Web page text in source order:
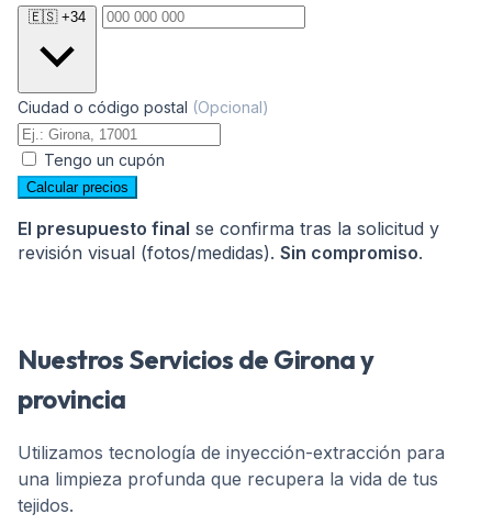
🇪🇸 +34
Ciudad o código postal (Opcional)
Mensaje
Tengo un cupón
Calcular precios
El presupuesto final se confirma tras la solicitud y
revisión visual (fotos/medidas). Sin compromiso.
Nuestros Servicios de Girona y
provincia
Utilizamos tecnología de inyección-extracción para
una limpieza profunda que recupera la vida de tus
tejidos.